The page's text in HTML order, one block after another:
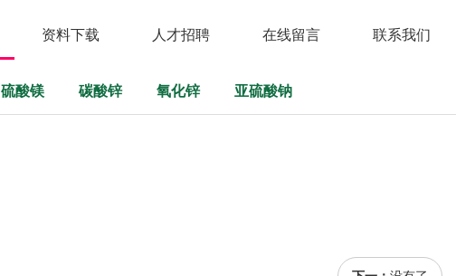
资料下载 人才招聘 在线留言 联系我们
硫酸镁 碳酸锌 氧化锌 亚硫酸钠